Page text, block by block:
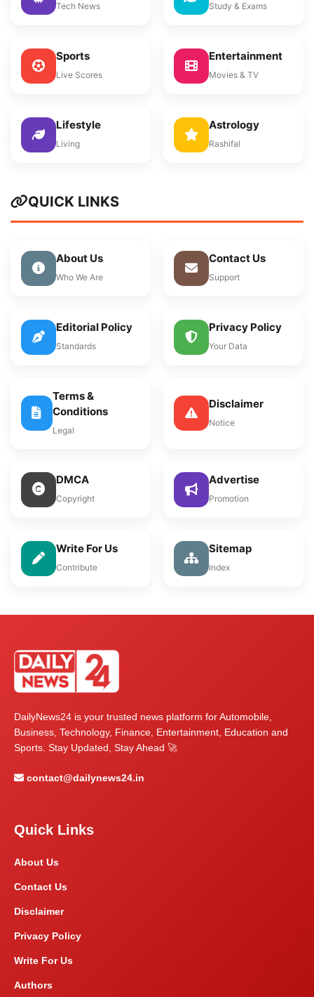
Tech News Study & Exams
Sports
Live Scores
Entertainment
Movies & TV
Lifestyle
Living
Astrology
Rashifal
QUICK LINKS
About Us
Who We Are
Contact Us
Support
Editorial Policy
Standards
Privacy Policy
Your Data
Terms &
Conditions
Legal
Disclaimer
Notice
DMCA
Copyright
Advertise
Promotion
Write For Us
Contribute
Sitemap
Index
DailyNews24 is your trusted news platform for Automobile,
Business, Technology, Finance, Entertainment, Education and
Sports. Stay Updated, Stay Ahead 🚀
contact@dailynews24.in
Quick Links
About Us
Contact Us
Disclaimer
Privacy Policy
Write For Us
Authors